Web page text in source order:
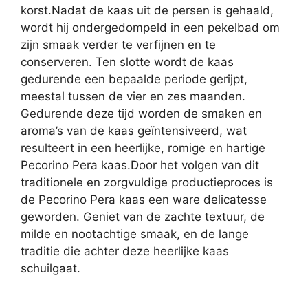
korst.Nadat de kaas uit de persen is gehaald,
wordt hij ondergedompeld in een pekelbad om
zijn smaak verder te verfijnen en te
conserveren. Ten slotte wordt de kaas
gedurende een bepaalde periode gerijpt,
meestal tussen de vier en zes maanden.
Gedurende deze tijd worden de smaken en
aroma’s van de kaas geïntensiveerd, wat
resulteert in een heerlijke, romige en hartige
Pecorino Pera kaas.Door het volgen van dit
traditionele en zorgvuldige productieproces is
de Pecorino Pera kaas een ware delicatesse
geworden. Geniet van de zachte textuur, de
milde en nootachtige smaak, en de lange
traditie die achter deze heerlijke kaas
schuilgaat.